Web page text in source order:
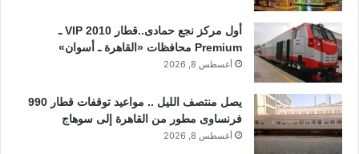
أول مركز نجع حمادى..قطار 2010 VIP ـ
Premium محافظات «القاهرة ـ أسوان»
أغسطس 8, 2026
يصل منتصف الليل .. مواعيد توقفات قطار 990
فرنساوى مطور من القاهرة إلى سوهاج
أغسطس 8, 2026